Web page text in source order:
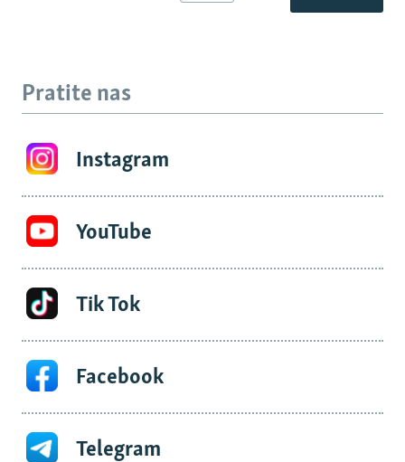
Pratite nas
Instagram
YouTube
Tik Tok
Facebook
Telegram